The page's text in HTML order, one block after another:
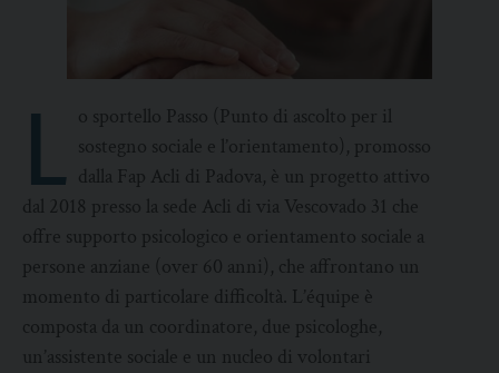
L o sportello Passo (Punto di ascolto per il
sostegno sociale e l’orientamento), promosso
dalla Fap Acli di Padova, è un progetto attivo
dal 2018 presso la sede Acli di via Vescovado 31 che
offre supporto psicologico e orientamento sociale a
persone anziane (over 60 anni), che affrontano un
momento di particolare difficoltà. L’équipe è
composta da un coordinatore, due psicologhe,
un’assistente sociale e un nucleo di volontari